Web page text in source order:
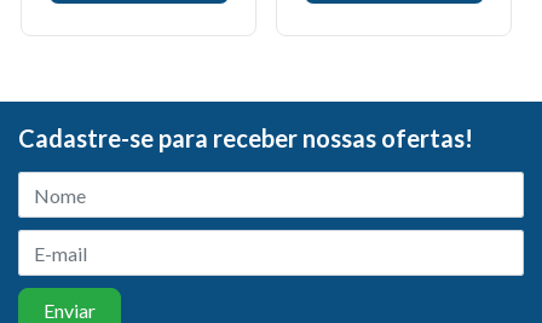
Cadastre-se para receber nossas ofertas!